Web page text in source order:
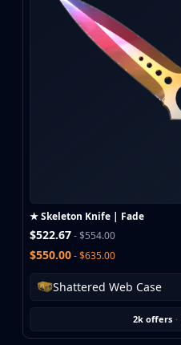
★ Skeleton Knife | Fade
$522.67- $554.00
$550.00- $635.00
Shattered Web Case
2k offers ·